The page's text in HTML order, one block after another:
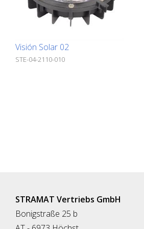
visible después del apuntalamiento:
20 mm Peso: 160 g Instalación:
embalaje: 10 piezas
Visión Solar 02
STE-04-2110-010
STRAMAT Vertriebs GmbH
Bonigstraße 25 b